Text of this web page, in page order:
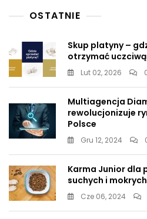
OSTATNIE
Skup platyny –
otrzymać
Lut 02, 2026
Multiagencja
rewolucjonizuje
Polsce
Gru 12, 2024
Karma Junior dla
suchych i
Cze 06, 2024